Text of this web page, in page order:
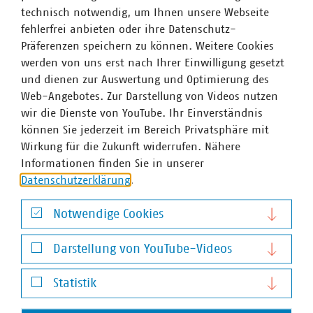
zur EEG-Reform und lud die Verbände zur Stellungnahme
ein.
Nächste Termine
MEHR ZU NÄCHSTE TERMINE
ALLE VERANSTALTUNGEN
16 – 17
Sept. 2026
VKU-Stadtwerkekongress 2026
technisch notwendig, um Ihnen unsere Webseite
fehlerfrei anbieten oder ihre Datenschutz-
Präferenzen speichern zu können. Weitere Cookies
werden von uns erst nach Ihrer Einwilligung gesetzt
und dienen zur Auswertung und Optimierung des
Web-Angebotes. Zur Darstellung von Videos nutzen
wir die Dienste von YouTube. Ihr Einverständnis
können Sie jederzeit im Bereich Privatsphäre mit
Wirkung für die Zukunft widerrufen. Nähere
Informationen finden Sie in unserer
Datenschutzerklärung.
Notwendige Cookies
Notwendige Cookies
Darstellung von YouTube-Videos
Darstellung von YouTube-Videos
Statistik
Statistik